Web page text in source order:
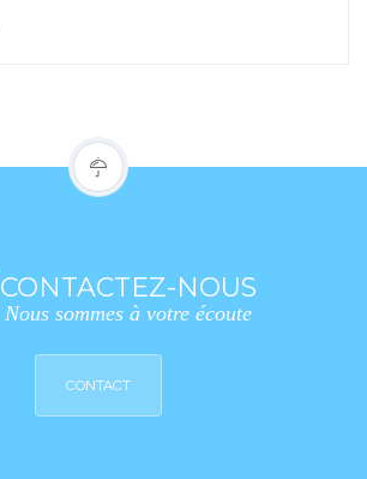
CONTACTEZ-NOUS
Nous sommes à votre écoute
CONTACT